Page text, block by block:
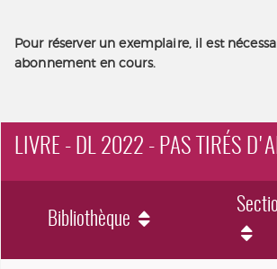
Pour réserver un exemplaire, il est
abonnement en cours.
LIVRE - DL 2022 - PAS TIRÉS
Bibliothèque